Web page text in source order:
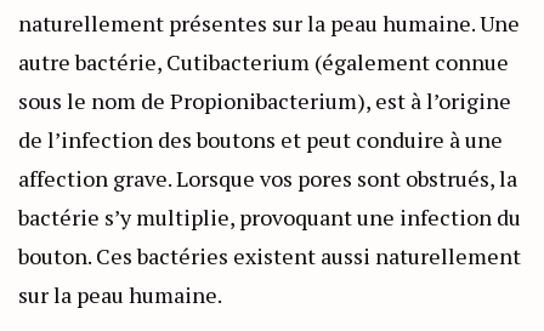
naturellement présentes sur la peau humaine. Une
autre bactérie, Cutibacterium (également connue
sous le nom de Propionibacterium), est à l’origine
de l’infection des boutons et peut conduire à une
affection grave. Lorsque vos pores sont obstrués, la
bactérie s’y multiplie, provoquant une infection du
bouton. Ces bactéries existent aussi naturellement
sur la peau humaine.